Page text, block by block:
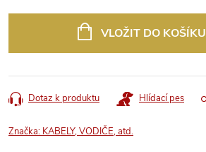
VLOŽIT DO KOŠÍKU
Dotaz k produktu Hlídací pes
Značka: KABELY, VODIČE, atd.